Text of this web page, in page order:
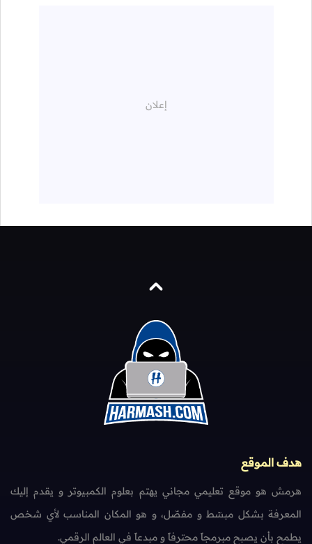
هدف الموقع
هرمش هو موقع تعليمي مجاني يهتم بعلوم الكمبيوتر و يقدم إليك
المعرفة بشكل مبسّط و مفصّل، و هو المكان المناسب لأي شخص
يطمح بأن يصبح مبرمجاً محترفاً و مبدعاً في العالم الرقمي.